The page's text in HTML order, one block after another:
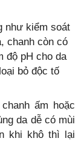
như kiểm soát
chanh còn có
độ pH cho da
bỏ độc tố
ấm hoặc
da dễ có mùi
khi khô thì lại